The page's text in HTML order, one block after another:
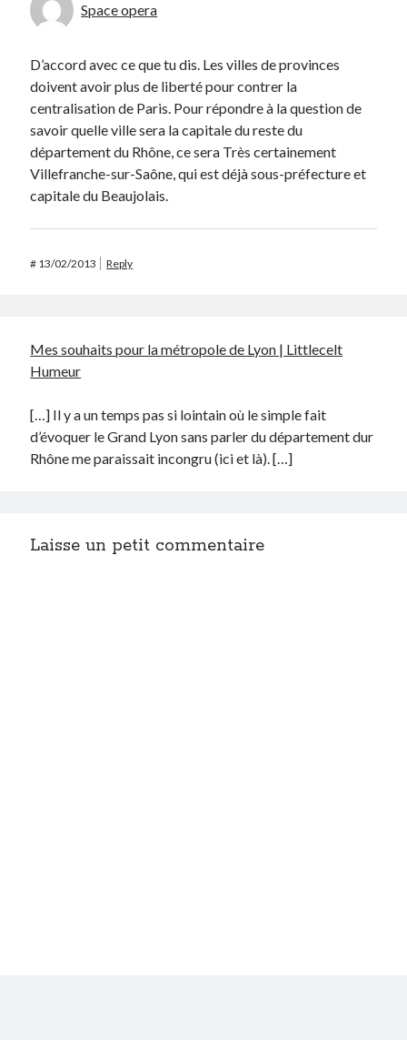
Space opera
D’accord avec ce que tu dis. Les villes de provinces
doivent avoir plus de liberté pour contrer la
centralisation de Paris. Pour répondre à la question de
savoir quelle ville sera la capitale du reste du
département du Rhône, ce sera Très certainement
Villefranche-sur-Saône, qui est déjà sous-préfecture et
capitale du Beaujolais.
# 13/02/2013 Reply
Mes souhaits pour la métropole de Lyon | Littlecelt
Humeur
[…] Il y a un temps pas si lointain où le simple fait
d’évoquer le Grand Lyon sans parler du département dur
Rhône me paraissait incongru (ici et là). […]
Laisse un petit commentaire